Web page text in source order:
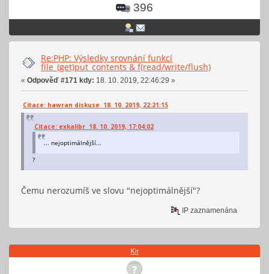
396
Re:PHP: Výsledky srovnání funkcí
file_(get)put_contents & f(read/write/flush)
« Odpověď #171 kdy: 18. 10. 2019, 22:46:29 »
Citace: hawran diskuse 18. 10. 2019, 22:21:15
Citace: exkalibr 18. 10. 2019, 17:04:02
... nejoptimálnější...
?
Čemu nerozumíš ve slovu "nejoptimálnější"?
IP zaznamenána
Kit